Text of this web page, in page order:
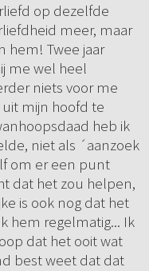
op dezelfde
meer, maar
hem! Twee jaar
me wel heel
niets voor me
mijn hoofd te
heb ik
niet als ´aanzoek
om er een punt
dat het zou helpen,
is ook nog dat het
hem regelmatig... Ik
dat het ooit wat
best weet dat dat